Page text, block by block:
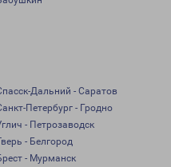
Дальний - Саратов
Петербург - Гродно
- Петрозаводск
- Белгород
- Мурманск